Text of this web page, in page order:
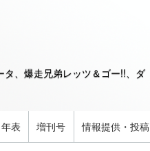
、爆走兄弟レッツ＆ゴー!!、ダ
年表 増刊号 情報提供・投稿